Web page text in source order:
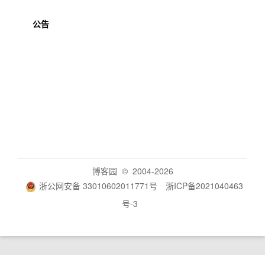
公告
博客园 © 2004-2026
浙公网安备 33010602011771号
浙ICP备2021040463
号-3